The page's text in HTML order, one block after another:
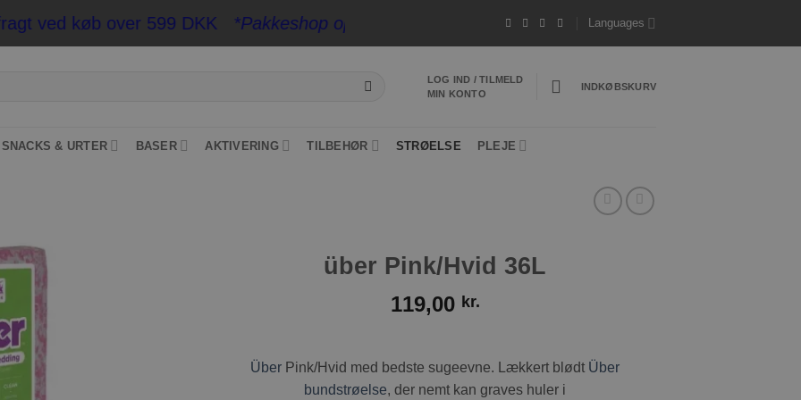
køb over 599 DKK*Pakkeshop op til 20 kg* - Hurtig levering 1-3 hverdage
Languages
LOG IND / TILMELD
MIN KONTO
INDKØBSKURV
SNACKS & URTER BASER AKTIVERING TILBEHØR STRØELSE PLEJE
über Pink/Hvid 36L
119,00 kr.
Über Pink/Hvid med bedste sugeevne. Lækkert blødt Über
bundstrøelse, der nemt kan graves huler i